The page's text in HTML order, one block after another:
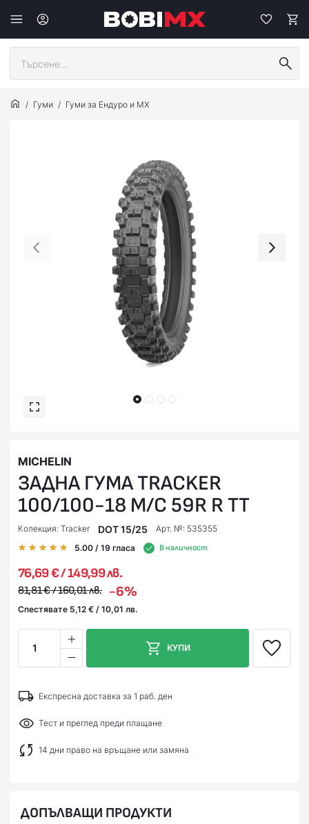
Гуми Гуми за Ендуро и МХ
MICHELIN
ЗАДНА ГУМА TRACKER
100/100-18 M/C 59R R TT
Колекция: Tracker DOT 15/25
Арт. №: 535355
5.00 / 19 гласа В наличност
76,69 € / 149,99 лв.
81,81 € / 160,01 лв. -6%
Спестявате 5,12 € / 10,01 лв.
1 КУПИ
Експресна доставка за 1 раб. ден
Тест и преглед преди плащане
14 дни право на връщане или замяна
ДОПЪЛВАЩИ ПРОДУКТИ